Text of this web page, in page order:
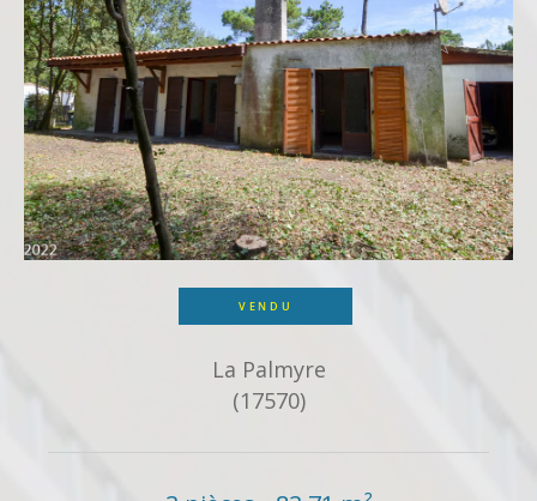
VENDU
La Palmyre
(17570)